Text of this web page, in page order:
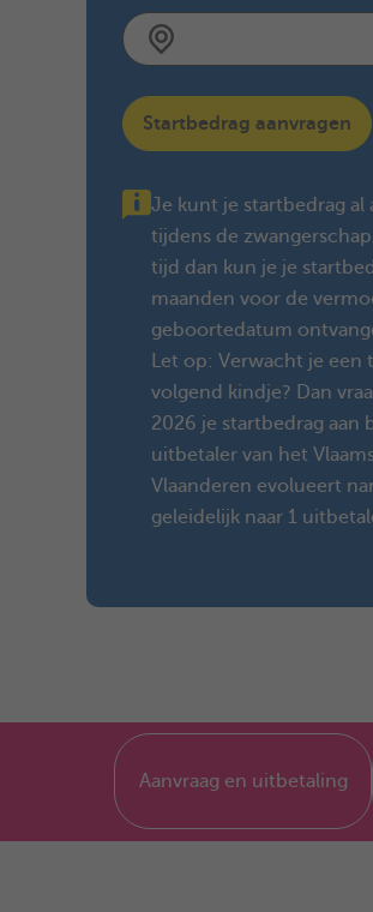
Startbedrag aanvragen
Je kunt je startbedrag al
tijdens de
tijd dan kun je je
maanden voor de
geboortedatum
Let op: Verwacht je een
volgend kindje? Dan
2026 je startbedrag aan
uitbetaler van het
Vlaanderen evolueert
geleidelijk naar 1
Aanvraag en uitbetaling